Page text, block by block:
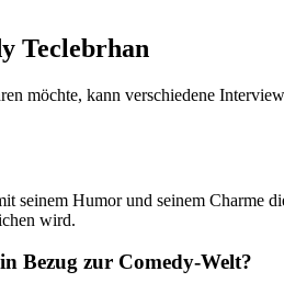
Teclebrhan
möchte, kann verschiedene
seinem Humor und seinem Charme
wird.
Bezug zur Comedy-Welt?